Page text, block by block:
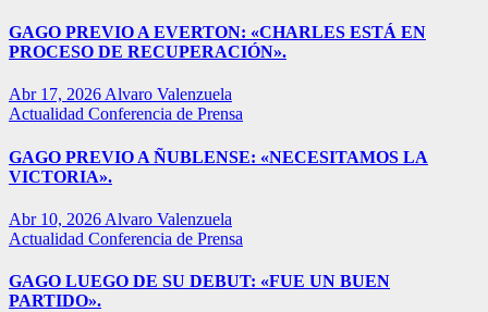
GAGO PREVIO A EVERTON: «CHARLES ESTÁ EN
PROCESO DE RECUPERACIÓN».
Abr 17, 2026Alvaro Valenzuela
Actualidad Conferencia de Prensa
GAGO PREVIO A ÑUBLENSE: «NECESITAMOS LA
VICTORIA».
Abr 10, 2026 Alvaro Valenzuela
Actualidad Conferencia de Prensa
GAGO LUEGO DE SU DEBUT: «FUE UN BUEN
PARTIDO».